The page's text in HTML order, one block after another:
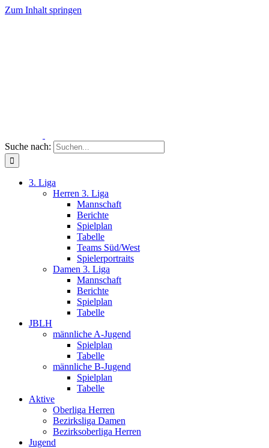
Zum Inhalt springen
Suche nach:
3. Liga
Herren 3. Liga
Mannschaft
Berichte
Spielplan
Tabelle
Teams Süd/West
Spielerportraits
Damen 3. Liga
Mannschaft
Berichte
Spielplan
Tabelle
JBLH
männliche A-Jugend
Spielplan
Tabelle
männliche B-Jugend
Spielplan
Tabelle
Aktive
Oberliga Herren
Bezirksliga Damen
Bezirksoberliga Herren
Jugend